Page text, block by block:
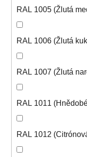
RAL 1005 (Žlutá
RAL 1006 (Žlutá
RAL 1007 (Žlutá
RAL 1011
RAL 1012